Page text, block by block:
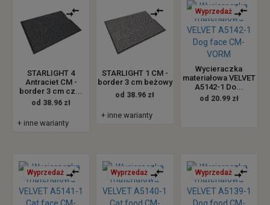
STARLIGHT 4
Antraciet CM -
border 3 cm cz...
od 38.96 zł
+ inne warianty
STARLIGHT 1 CM -
border 3 cm beżowy
od 38.96 zł
+ inne warianty
Wyprzedaż
Wycieraczka
materiałowa VELVET
A5142-1 Do...
od 20.99 zł
Wyprzedaż Wyprzedaż Wyprzedaż